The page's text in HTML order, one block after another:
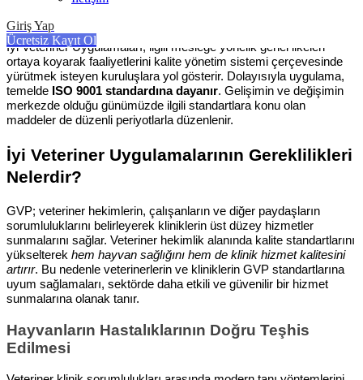
Giriş Yap
Ücretsiz Kayıt Ol
kıstasları kapsar. Bu sayede
anlaşılır
İyi Veteriner Uygulamaları, ilgili mesleğe yönelik genel ilkeleri
ortaya koyarak faaliyetlerini kalite yönetim sistemi çerçevesinde
yürütmek isteyen kuruluşlara yol gösterir. Dolayısıyla uygulama,
temelde ISO 9001 standardına dayanır. Gelişimin ve değişimin
merkezde olduğu günümüzde ilgili standartlara konu olan
maddeler de düzenli periyotlarla düzenlenir.
İyi Veteriner Uygulamalarının Gereklilikleri
Nelerdir?
GVP; veteriner hekimlerin, çalışanların ve diğer paydaşların
sorumluluklarını belirleyerek kliniklerin üst düzey hizmetler
sunmalarını sağlar. Veteriner hekimlik alanında kalite standartlarını
yükselterek hem hayvan sağlığını hem de klinik hizmet kalitesini
artırır. Bu nedenle veterinerlerin ve kliniklerin GVP standartlarına
uyum sağlamaları, sektörde daha etkili ve güvenilir bir hizmet
sunmalarına olanak tanır.
Hayvanların Hastalıklarının Doğru Teşhis
Edilmesi